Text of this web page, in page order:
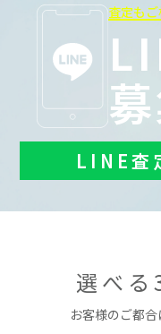
査定も
LINE査
選べる
お客様のご都